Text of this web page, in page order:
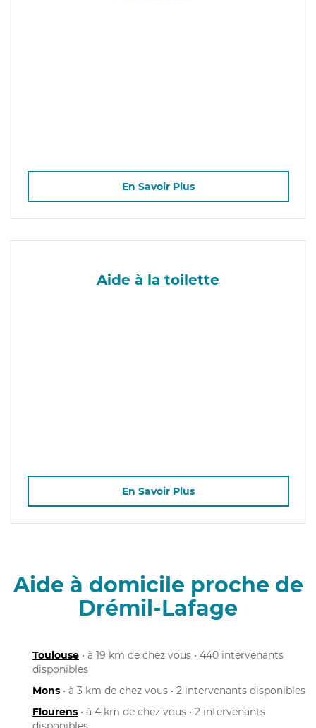
En Savoir Plus
Aide à la toilette
En Savoir Plus
Aide à domicile proche de
Drémil-Lafage
Toulouse • à 19 km de chez vous • 440 intervenants
disponibles
Mons • à 3 km de chez vous • 2 intervenants disponibles
Flourens • à 4 km de chez vous • 2 intervenants